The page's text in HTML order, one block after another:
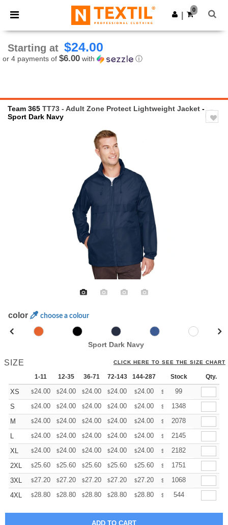
× Ntextil App
Better prices on app!
Get the app
0
Starting at $24.00
or 4 payments of $6.00 with ⓘ
Team 365 TT73 - Adult Zone Protect Lightweight Jacket -
Sport Dark Navy
color choose a colour
Sport Dark Navy
SIZE CLICK HERE TO SEE THE SIZE CHART
1-11 12-35 36-71 72-143 144-287 288 + More
Stock Qty.
XS $24.00 $24.00 $24.00 $24.00 $24.00 $ 24.00
99
S
$24.00 $24.00 $24.00 $24.00 $24.00 $ 24.00
1348
M
$24.00 $24.00 $24.00 $24.00 $24.00 $ 24.00
2078
L
$24.00 $24.00 $24.00 $24.00 $24.00 $ 24.00
2145
XL
$24.00 $24.00 $24.00 $24.00 $24.00 $ 24.00
2182
2XL
$25.60 $25.60 $25.60 $25.60 $25.60 $ 25.60
1751
3XL
$27.20 $27.20 $27.20 $27.20 $27.20 $ 27.20
1068
4XL
$28.80 $28.80 $28.80 $28.80 $28.80 $ 28.80
544